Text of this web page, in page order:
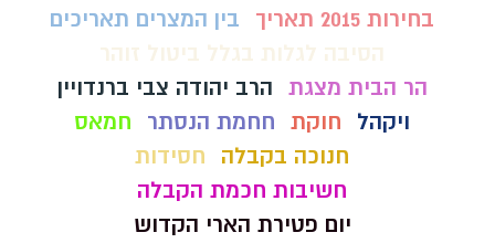
בחירות 2015 תאריך
בין המצרים תאריכים
הסיבה לגלות בגלל ביטול זוהר
הר הבית מצגת הרב יהודה צבי ברנדויין
ויקהל
חוקת חחמת הנסתר
חמאס
חנוכה בקבלה
חסידות
חשיבות חכמת הקבלה
יום פטירת הארי הקדוש